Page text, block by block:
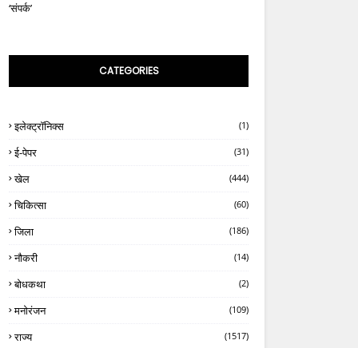
‘संपर्क’
CATEGORIES
इलेक्ट्रॉनिक्स (1)
ई-पेपर (31)
खेल (444)
चिकित्सा (60)
जिला (186)
नौकरी (14)
बोधकथा (2)
मनोरंजन (109)
राज्य (1517)